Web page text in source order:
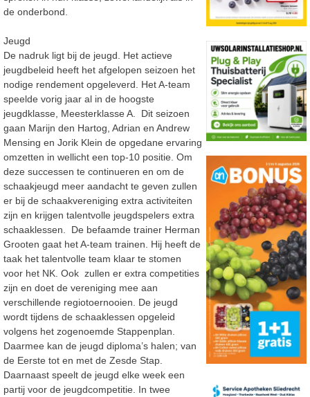
de onderbond.
Jeugd
De nadruk ligt bij de jeugd. Het actieve
jeugdbeleid heeft het afgelopen seizoen het
nodige rendement opgeleverd. Het A-team
speelde vorig jaar al in de hoogste
jeugdklasse, Meesterklasse A. Dit seizoen
gaan Marijn den Hartog, Adrian en Andrew
Mensing en Jorik Klein de opgedane ervaring
omzetten in wellicht een top-10 positie. Om
deze successen te continueren en om de
schaakjeugd meer aandacht te geven zullen
er bij de schaakvereniging extra activiteiten
zijn en krijgen talentvolle jeugdspelers extra
schaaklessen. De befaamde trainer Herman
Grooten gaat het A-team trainen. Hij heeft de
taak het talentvolle team klaar te stomen
voor het NK. Ook zullen er extra competities
zijn en doet de vereniging mee aan
verschillende regiotoernooien. De jeugd
wordt tijdens de schaaklessen opgeleid
volgens het zogenoemde Stappenplan.
Daarmee kan de jeugd diploma’s halen; van
de Eerste tot en met de Zesde Stap.
Daarnaast speelt de jeugd elke week een
partij voor de jeugdcompetitie. In twee